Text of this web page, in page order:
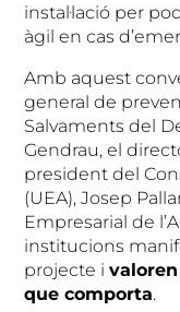
instal·lació per
àgil en cas
Amb aquest
general de
Salvaments del
Gendrau, el
president del
(UEA), Josep
Empresarial de
institucions
projecte i
que comporta.